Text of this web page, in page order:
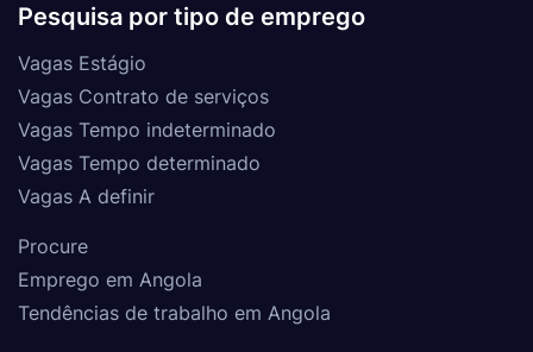
Pesquisa por tipo de emprego
Vagas Estágio
Vagas Contrato de serviços
Vagas Tempo indeterminado
Vagas Tempo determinado
Vagas A definir
Procure
Emprego em Angola
Tendências de trabalho em Angola